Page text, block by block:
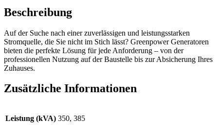
Beschreibung
Auf der Suche nach einer zuverlässigen und leistungsstarken
Stromquelle, die Sie nicht im Stich lässt? Greenpower Generatoren
bieten die perfekte Lösung für jede Anforderung – von der
professionellen Nutzung auf der Baustelle bis zur Absicherung Ihres
Zuhauses.
Zusätzliche Informationen
Leistung (kVA) 350, 385